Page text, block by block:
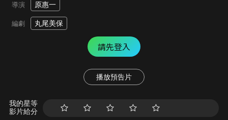
導演 原惠一
編劇 丸尾美保
請先登入
播放預告片
我的星等
影片給分